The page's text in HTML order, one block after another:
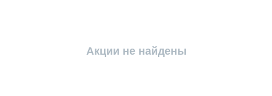
Акции не найдены